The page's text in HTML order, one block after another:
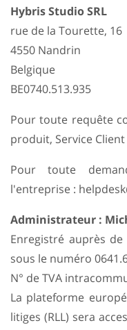
Hybris Studio SRL
rue de la Tourette, 16
4550 Nandrin
Belgique
BE0740.513.935
Pour toute requête
produit, Service
Pour toute
l'entreprise :
Administrateur :
Enregistré auprès
sous le numéro
N° de TVA
La plateforme
litiges (RLL) sera